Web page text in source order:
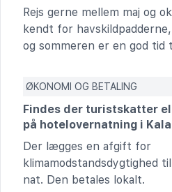
Rejs gerne mellem maj og
kendt for
og sommeren er en god tid
ØKONOMI OG BETALING
Findes der turistskatter
på hotelovernatning i
Der lægges en afgift for
klimamodstandsdygtighed
nat. Den betales lokalt.